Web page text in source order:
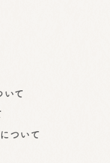
いて
ついて